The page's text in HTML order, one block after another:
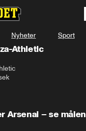
Nyheter Sport
Athletic
Arsenal – se målen